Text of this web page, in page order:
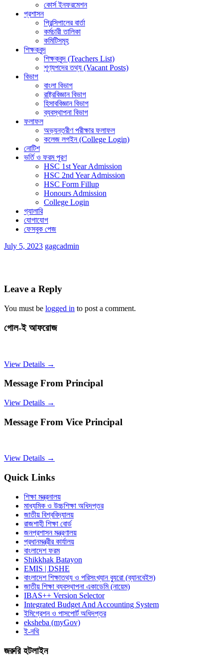
কোর্স ইনফরমেশন
প্রশাসন
প্রিন্সিপালের বার্তা
কর্মচারী তালিকা
কমিটিসমূহ
শিক্ষকবৃন্দ
শিক্ষকবৃন্দ (Teachers List)
শূণ্যপদের তথ্য (Vacant Posts)
বিভাগ
বাংলা বিভাগ
রাষ্ট্রবিজ্ঞান বিভাগ
হিসাববিজ্ঞান বিভাগ
ব্যবস্থাপনা বিভাগ
ফলাফল
অভ্যন্তরীণ পরীক্ষার ফলাফল
কলেজ লগইন (College Login)
নোটিশ
ভর্তি ও ফরম পূরণ
HSC 1st Year Admission
HSC 2nd Year Admission
HSC Form Fillup
Honours Admission
College Login
গ্যালারি
যোগাযোগ
ফেসবুক পেজ
July 5, 2023 gagcadmin
Leave a Reply
You must be logged in to post a comment.
গোল-ই আফরোজ
View Details →
Message From Principal
View Details →
Message From Vice Principal
View Details →
Quick Links
শিক্ষা মন্ত্রনালয়
মাধ্যমিক ও উচ্চশিক্ষা অধিদপ্তর
জাতীয় বিশ্ববিদ্যালয়
রাজশাহী শিক্ষা বোর্ড
জনপ্রশাসন মন্ত্রণালয়
প্রধানমন্ত্রীর কার্যালয়
বাংলাদেশ ফরম
Shikkhak Batayon
EMIS | DSHE
বাংলাদেশ শিক্ষাতথ্য ও পরিসংখ্যান ব্যুরো (ব্যানবেইস)
জাতীয় শিক্ষা ব্যবস্থাপনা একাডেমি (নায়েম)
IBAS++ Version Selector
Integrated Budget And Accounting System
ইমিগ্রেশন ও পাসপোর্ট অধিদপ্তর
eksheba (myGov)
ই-নথি
জরুরি হটলাইন